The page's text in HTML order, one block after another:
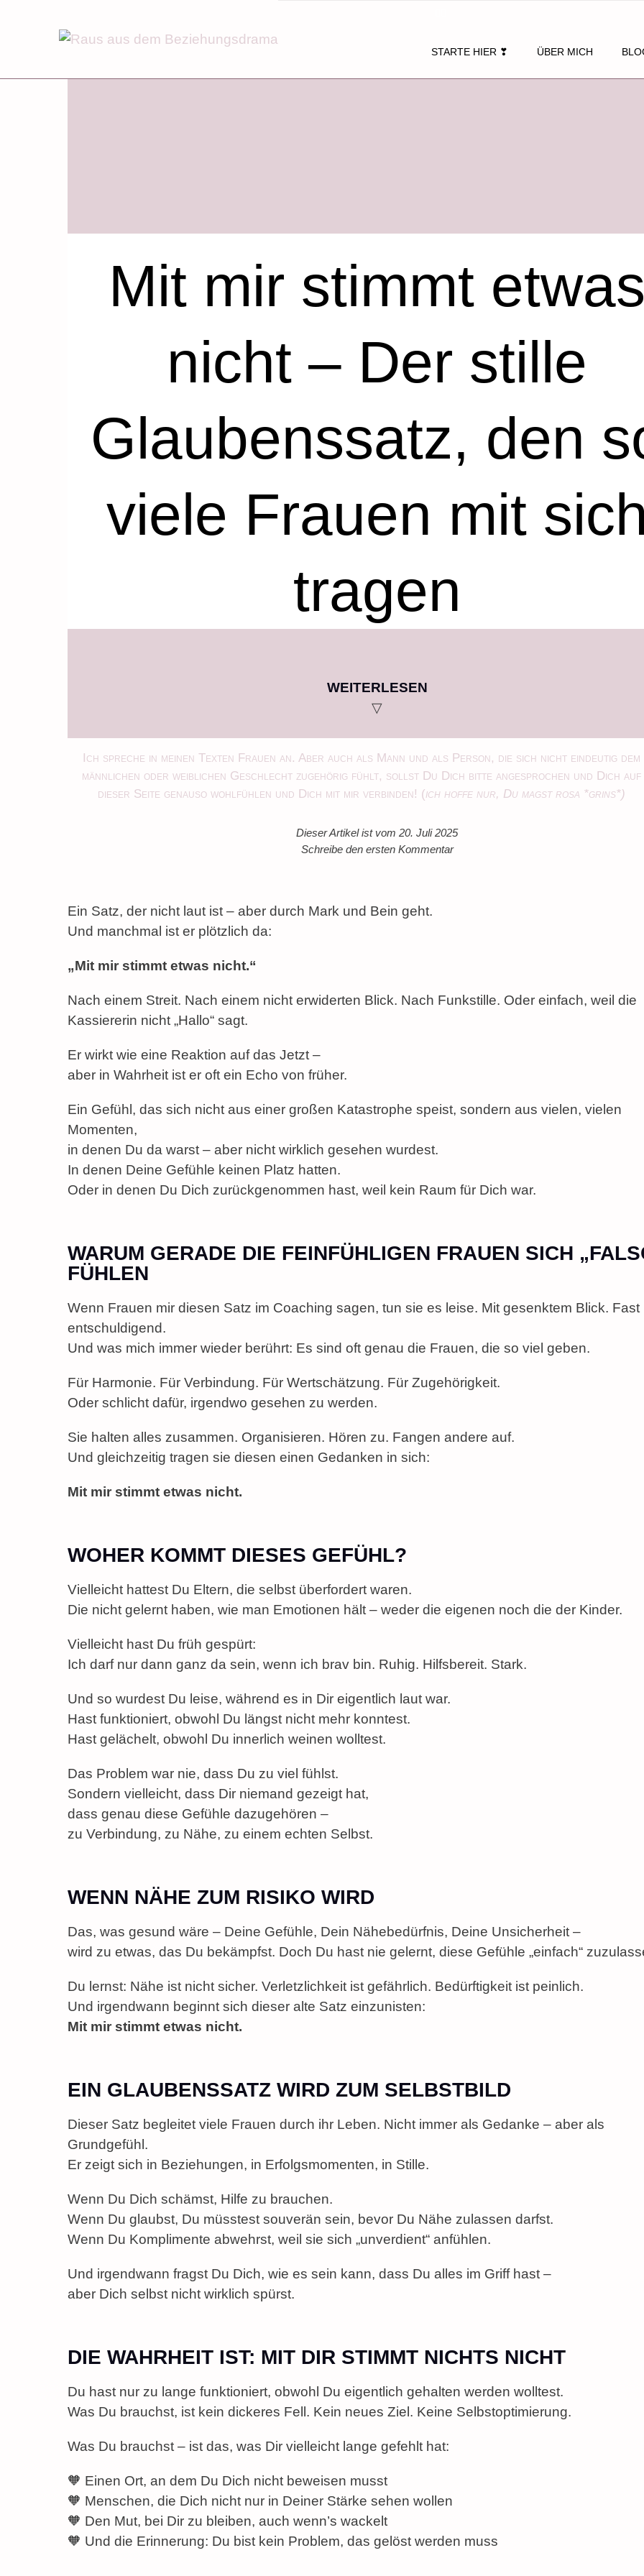
STARTE HIER ❣ ÜBER MICH
Mit mir stimmt
nicht – Der stille
Glaubenssatz, den
viele Frauen mit
tragen
WEITERLESEN
▽
Ich spreche in meinen Texten Frauen an. Aber auch als Mann und als Person, die sich nicht eindeutig dem
männlichen oder weiblichen Geschlecht zugehörig fühlt, sollst Du Dich bitte angesprochen und Dich auf
dieser Seite genauso wohlfühlen und Dich mit mir verbinden! (ich hoffe nur, Du magst rosa *grins*)
Dieser Artikel ist vom 20. Juli 2025
Schreibe den ersten Kommentar
Ein Satz, der nicht laut ist – aber durch Mark und Bein geht.
Und manchmal ist er plötzlich da:
„Mit mir stimmt etwas nicht.“
Nach einem Streit. Nach einem nicht erwiderten Blick. Nach Funkstille. Oder einfach, weil die
Kassiererin nicht „Hallo“ sagt.
Er wirkt wie eine Reaktion auf das Jetzt –
aber in Wahrheit ist er oft ein Echo von früher.
Ein Gefühl, das sich nicht aus einer großen Katastrophe speist, sondern aus vielen, vielen
Momenten,
in denen Du da warst – aber nicht wirklich gesehen wurdest.
In denen Deine Gefühle keinen Platz hatten.
Oder in denen Du Dich zurückgenommen hast, weil kein Raum für Dich war.
WARUM GERADE DIE FEINFÜHLIGEN FRAUEN SICH
FÜHLEN
Wenn Frauen mir diesen Satz im Coaching sagen, tun sie es leise. Mit gesenktem Blick. Fast
entschuldigend.
Und was mich immer wieder berührt: Es sind oft genau die Frauen, die so viel geben.
Für Harmonie. Für Verbindung. Für Wertschätzung. Für Zugehörigkeit.
Oder schlicht dafür, irgendwo gesehen zu werden.
Sie halten alles zusammen. Organisieren. Hören zu. Fangen andere auf.
Und gleichzeitig tragen sie diesen einen Gedanken in sich:
Mit mir stimmt etwas nicht.
WOHER KOMMT DIESES GEFÜHL?
Vielleicht hattest Du Eltern, die selbst überfordert waren.
Die nicht gelernt haben, wie man Emotionen hält – weder die eigenen noch die der Kinder.
Vielleicht hast Du früh gespürt:
Ich darf nur dann ganz da sein, wenn ich brav bin. Ruhig. Hilfsbereit. Stark.
Und so wurdest Du leise, während es in Dir eigentlich laut war.
Hast funktioniert, obwohl Du längst nicht mehr konntest.
Hast gelächelt, obwohl Du innerlich weinen wolltest.
Das Problem war nie, dass Du zu viel fühlst.
Sondern vielleicht, dass Dir niemand gezeigt hat,
dass genau diese Gefühle dazugehören –
zu Verbindung, zu Nähe, zu einem echten Selbst.
WENN NÄHE ZUM RISIKO WIRD
Das, was gesund wäre – Deine Gefühle, Dein Nähebedürfnis, Deine Unsicherheit –
wird zu etwas, das Du bekämpfst. Doch Du hast nie gelernt, diese Gefühle „einfach“
Du lernst: Nähe ist nicht sicher. Verletzlichkeit ist gefährlich. Bedürftigkeit ist peinlich.
Und irgendwann beginnt sich dieser alte Satz einzunisten:
Mit mir stimmt etwas nicht.
EIN GLAUBENSSATZ WIRD ZUM SELBSTBILD
Dieser Satz begleitet viele Frauen durch ihr Leben. Nicht immer als Gedanke – aber als
Grundgefühl.
Er zeigt sich in Beziehungen, in Erfolgsmomenten, in Stille.
Wenn Du Dich schämst, Hilfe zu brauchen.
Wenn Du glaubst, Du müsstest souverän sein, bevor Du Nähe zulassen darfst.
Wenn Du Komplimente abwehrst, weil sie sich „unverdient“ anfühlen.
Und irgendwann fragst Du Dich, wie es sein kann, dass Du alles im Griff hast –
aber Dich selbst nicht wirklich spürst.
DIE WAHRHEIT IST: MIT DIR STIMMT NICHTS NICHT
Du hast nur zu lange funktioniert, obwohl Du eigentlich gehalten werden wolltest.
Was Du brauchst, ist kein dickeres Fell. Kein neues Ziel. Keine Selbstoptimierung.
Was Du brauchst – ist das, was Dir vielleicht lange gefehlt hat:
🧡 Einen Ort, an dem Du Dich nicht beweisen musst
🧡 Menschen, die Dich nicht nur in Deiner Stärke sehen wollen
🧡 Den Mut, bei Dir zu bleiben, auch wenn’s wackelt
🧡 Und die Erinnerung: Du bist kein Problem, das gelöst werden muss